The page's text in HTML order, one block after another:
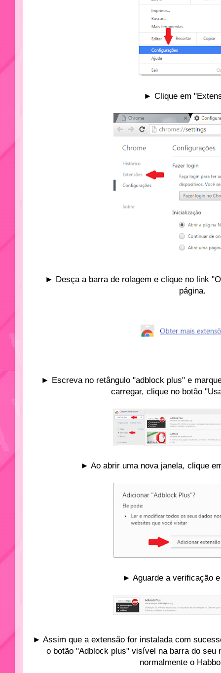
► Clique em
► Desça a barra de rolagem e clique no link
página.
► Escreva no retângulo "adblock plus" e
carregar, clique no botão
► Ao abrir uma nova janela, clique
► Aguarde a verificação
► Assim que a extensão for instalada com
o botão "Adblock plus" visível na barra do seu
normalmente o